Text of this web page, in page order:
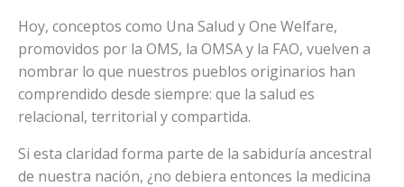
Hoy, conceptos como Una Salud y One Welfare,
promovidos por la OMS, la OMSA y la FAO, vuelven a
nombrar lo que nuestros pueblos originarios han
comprendido desde siempre: que la salud es
relacional, territorial y compartida.
Si esta claridad forma parte de la sabiduría ancestral
de nuestra nación, ¿no debiera entonces la medicina